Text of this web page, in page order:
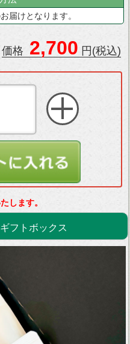
届けとなります。
価格 2,700 円(税込)
します。
フトボックス